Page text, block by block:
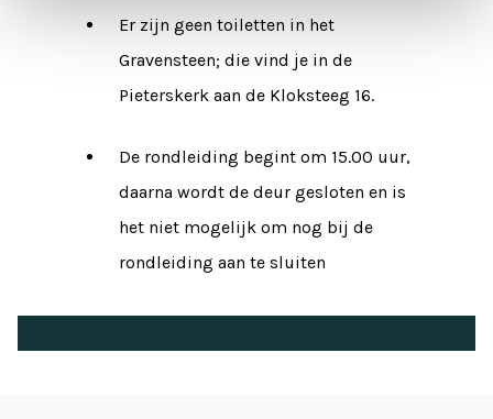
Er zijn geen toiletten in het
Gravensteen; die vind je in de
Pieterskerk aan de Kloksteeg 16.
De rondleiding begint om 15.00 uur,
daarna wordt de deur gesloten en is
het niet mogelijk om nog bij de
rondleiding aan te sluiten